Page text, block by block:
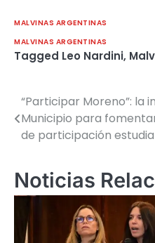
MALVINAS ARGENTINAS
MALVINAS ARGENTINAS
Tagged Leo Nardini,
Navegación
de
“Participar Moreno”: la
Municipio para
de participación
Noticias